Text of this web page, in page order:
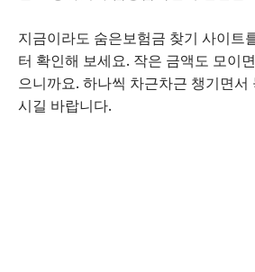
지금이라도 숨은보험금 찾기 사이트
터 확인해 보세요. 작은 금액도 모이
으니까요. 하나씩 차근차근 챙기면서
시길 바랍니다.